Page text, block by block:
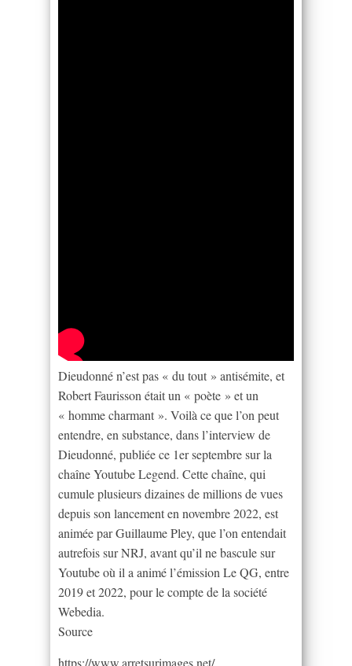
Dieudonné n’est pas « du tout » antisémite, et
Robert Faurisson était un « poète » et un
« homme charmant ». Voilà ce que l’on peut
entendre, en substance, dans l’interview de
Dieudonné, publiée ce 1er septembre sur la
chaîne Youtube Legend. Cette chaîne, qui
cumule plusieurs dizaines de millions de vues
depuis son lancement en novembre 2022, est
animée par Guillaume Pley, que l’on entendait
autrefois sur NRJ, avant qu’il ne bascule sur
Youtube où il a animé l’émission Le QG, entre
2019 et 2022, pour le compte de la société
Webedia.
Source
https://www.arretsurimages.net/